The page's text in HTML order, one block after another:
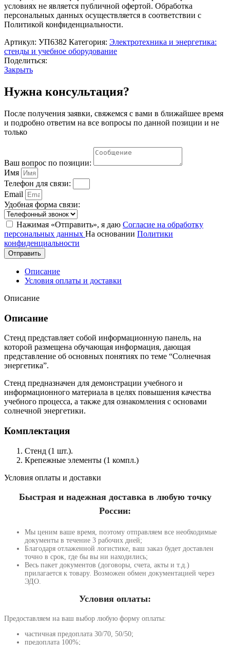
условиях не является публичной офертой. Обработка
персональных данных осуществляется в соответствии с
Политикой конфиденциальности.
Артикул: УП6382 Категория: Электротехника и энергетика:
стенды и учебное оборудование
Поделиться:
Закрыть
Нужна консультация?
После получения заявки, свяжемся с вами в ближайшее время
и подробно ответим на все вопросы по данной позиции и не
только
Ваш вопрос по позиции:
Имя
Телефон для связи:
Email
Удобная форма связи:
Нажимая «Отправить», я даю Согласие на обработку
персональных данных На основании Политики
конфиденциальности
Отправить
Описание
Условия оплаты и доставки
Описание
Описание
Стенд представляет собой информационную панель, на
которой размещена обучающая информация, дающая
представление об основных понятиях по теме “Солнечная
энергетика”.
Стенд предназначен для демонстрации учебного и
информационного материала в целях повышения качества
учебного процесса, а также для ознакомления с основами
солнечной энергетики.
Комплектация
Стенд (1 шт.).
Крепежные элементы (1 компл.)
Условия оплаты и доставки
Быстрая и надежная доставка в любую точку
России:
Мы ценим ваше время, поэтому отправляем все необходимые
документы в течение 3 рабочих дней;
Благодаря отлаженной логистике, ваш заказ будет доставлен
точно в срок, где бы вы ни находились;
Весь пакет документов (договоры, счета, акты и т.д.)
прилагается к товару. Возможен обмен документацией через
ЭДО.
Условия оплаты:
Предоставляем на ваш выбор любую форму оплаты:
частичная предоплата 30/70, 50/50;
предоплата 100%;